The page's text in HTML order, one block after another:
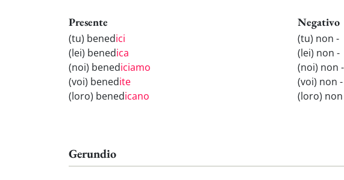
Presente
(tu) benedici
(lei) benedica
(noi) benediciamo
(voi) benedite
(loro) benedicano
Negativo
(tu) non -
(lei) non -
(noi) non -
(voi) non -
(loro)
Gerundio